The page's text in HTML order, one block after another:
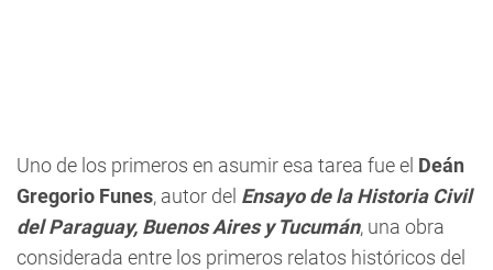
Uno de los primeros en asumir esa tarea fue el Deán
Gregorio Funes, autor del Ensayo de la Historia Civil
del Paraguay, Buenos Aires y Tucumán, una obra
considerada entre los primeros relatos históricos del